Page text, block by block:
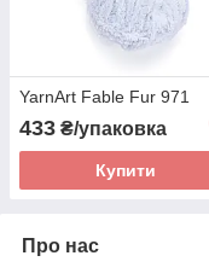
YarnArt Fable Fur 971
433 ₴/упаковка
Купити
Про нас